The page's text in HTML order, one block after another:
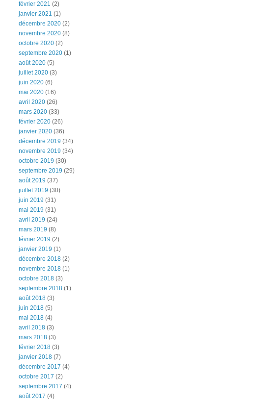
février 2021 (2)
janvier 2021 (1)
décembre 2020 (2)
novembre 2020 (8)
octobre 2020 (2)
septembre 2020 (1)
août 2020 (5)
juillet 2020 (3)
juin 2020 (6)
mai 2020 (16)
avril 2020 (26)
mars 2020 (33)
février 2020 (26)
janvier 2020 (36)
décembre 2019 (34)
novembre 2019 (34)
octobre 2019 (30)
septembre 2019 (29)
août 2019 (37)
juillet 2019 (30)
juin 2019 (31)
mai 2019 (31)
avril 2019 (24)
mars 2019 (8)
février 2019 (2)
janvier 2019 (1)
décembre 2018 (2)
novembre 2018 (1)
octobre 2018 (3)
septembre 2018 (1)
août 2018 (3)
juin 2018 (5)
mai 2018 (4)
avril 2018 (3)
mars 2018 (3)
février 2018 (3)
janvier 2018 (7)
décembre 2017 (4)
octobre 2017 (2)
septembre 2017 (4)
août 2017 (4)